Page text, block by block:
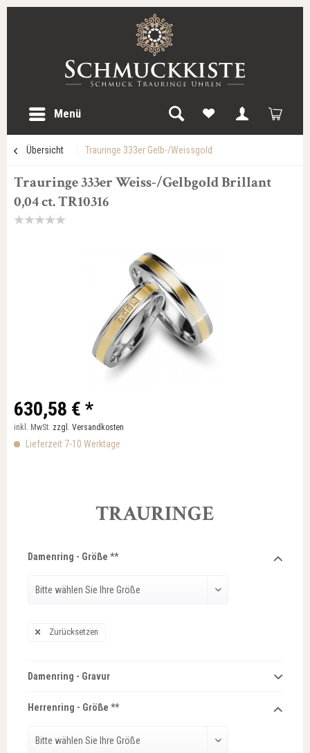
Menü
Übersicht Trauringe 333er Gelb-/Weissgold
Trauringe 333er Weiss-/Gelbgold Brillant
0,04 ct. TR10316
630,58 € *
inkl. MwSt. zzgl. Versandkosten
Lieferzeit 7-10 Werktage
TRAURINGE
Damenring - Größe **
Zurücksetzen
Damenring - Gravur
Herrenring - Größe **